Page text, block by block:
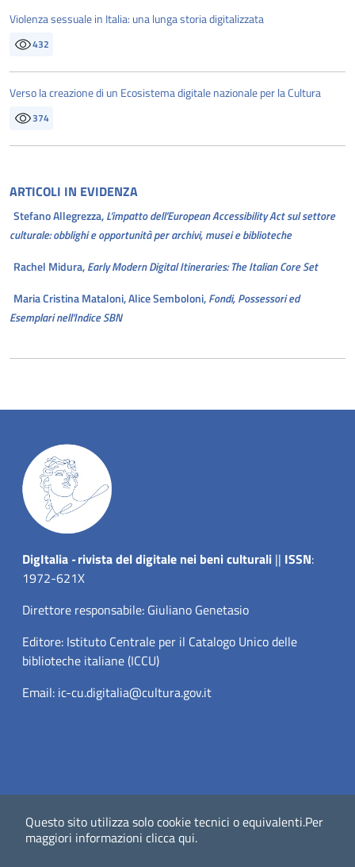
Questo sito utilizza solo cookie tecnici o equivalenti.Per
maggiori informazioni clicca qui.
Violenza sessuale in Italia: una lunga storia digitalizzata
432
Verso la creazione di un Ecosistema digitale nazionale per la Cultura
374
ARTICOLI IN EVIDENZA
Stefano Allegrezza,L’impatto dell’European Accessibility Act sul settore
culturale: obblighi e opportunità per archivi, musei e biblioteche
Rachel Midura,Early Modern Digital Itineraries: The Italian Core Set
Maria Cristina Mataloni, Alice Semboloni,Fondi, Possessori ed
Esemplari nell’Indice SBN
DigItalia -rivista del digitale nei beni culturali || ISSN:
1972-621X
Direttore responsabile: Giuliano Genetasio
Editore: Istituto Centrale per il Catalogo Unico delle
biblioteche italiane (ICCU)
Email: ic-cu.digitalia@cultura.gov.it
Dichiarazione di accessibilità
Website powered by